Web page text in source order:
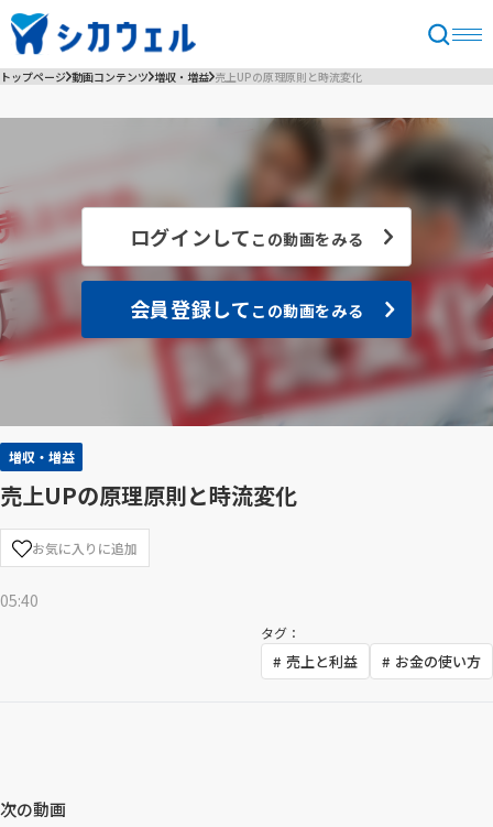
トップページ 動画コンテンツ 増収・増益 売上UPの原理原則と時流変化
ログインして この動画をみる
会員登録して この動画をみる
増収・増益
売上UPの原理原則と時流変化
お気に入りに追加
05:40
タグ：
売上と利益 お金の使い方
次の動画